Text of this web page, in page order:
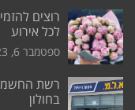
רוצים
לכל אירוע
ספטמבר 6, 2023
רשת
בחולון